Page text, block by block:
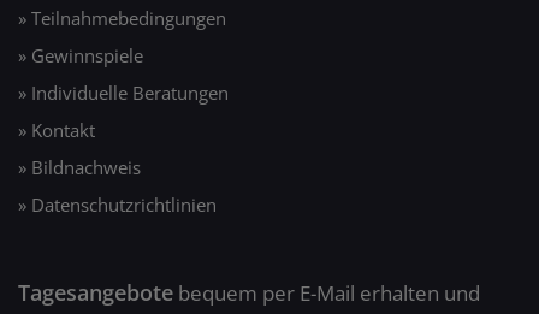
» Teilnahmebedingungen
» Gewinnspiele
» Individuelle Beratungen
» Kontakt
» Bildnachweis
» Datenschutzrichtlinien
Tagesangebote bequem per E-Mail erhalten und